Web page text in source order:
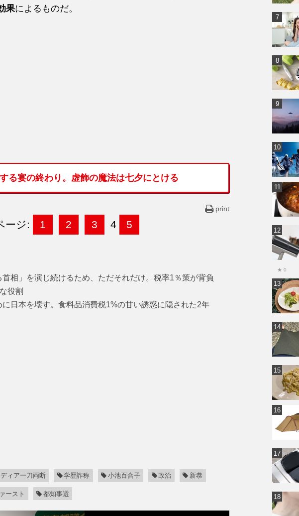
果によるものだ。
る宴の終わり。虚飾の魔法は七夕にとける
print
ージ: 1 2 3 4 5
相」を演じ続けるため、ただそれだけ。税率1％策が背負
役割
日本を壊す。食料品消費税1%の甘い誘惑に隠された2年
ィア一刀両断 学歴詐称 小池百合子 政治 新恭
ースト 都知事選
★ 0